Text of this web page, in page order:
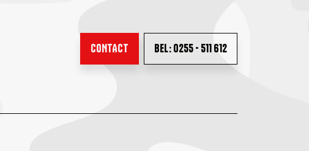
CONTACT BEL: 0255 - 511 612